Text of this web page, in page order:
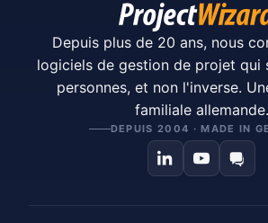
Depuis plus de 20 ans, nous
logiciels de gestion de projet qui
personnes, et non l'inverse.
familiale allemande.
DEPUIS 2004 · MADE IN